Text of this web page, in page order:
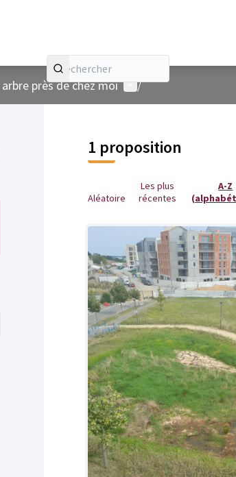
arbre près de chez moi Menu utilisateur
/
1 proposition
Aléatoire
Les plus
récentes
A-Z